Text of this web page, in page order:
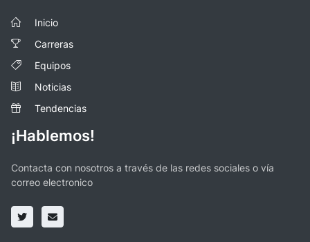
Inicio
Carreras
Equipos
Noticias
Tendencias
¡Hablemos!
Contacta con nosotros a través de las redes sociales o vía
correo electronico